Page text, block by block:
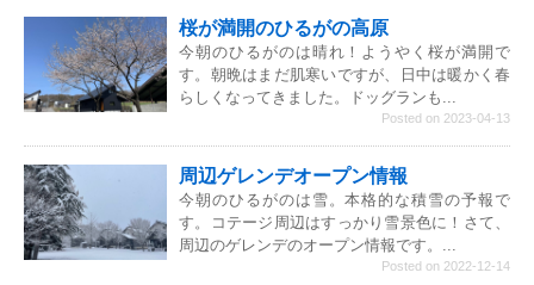
桜が満開のひるがの高原
今朝のひるがのは晴れ！ようやく桜が満開で
す。朝晩はまだ肌寒いですが、日中は暖かく春
らしくなってきました。ドッグランも...
Posted on 2023-04-13
周辺ゲレンデオープン情報
今朝のひるがのは雪。本格的な積雪の予報で
す。コテージ周辺はすっかり雪景色に！さて、
周辺のゲレンデのオープン情報です。...
Posted on 2022-12-14